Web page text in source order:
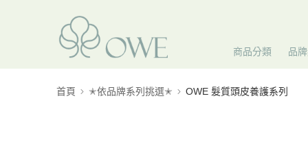
商品分類 品
首頁 ✭依品牌系列挑選✭ OWE 髮質頭皮養護系列